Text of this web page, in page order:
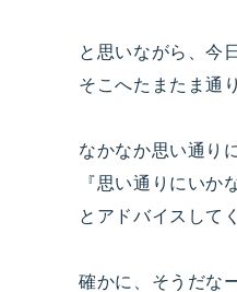
と思いながら、今
そこへたまたま通
なかなか思い通り
『思い通りにいか
とアドバイスして
確かに、そうだな